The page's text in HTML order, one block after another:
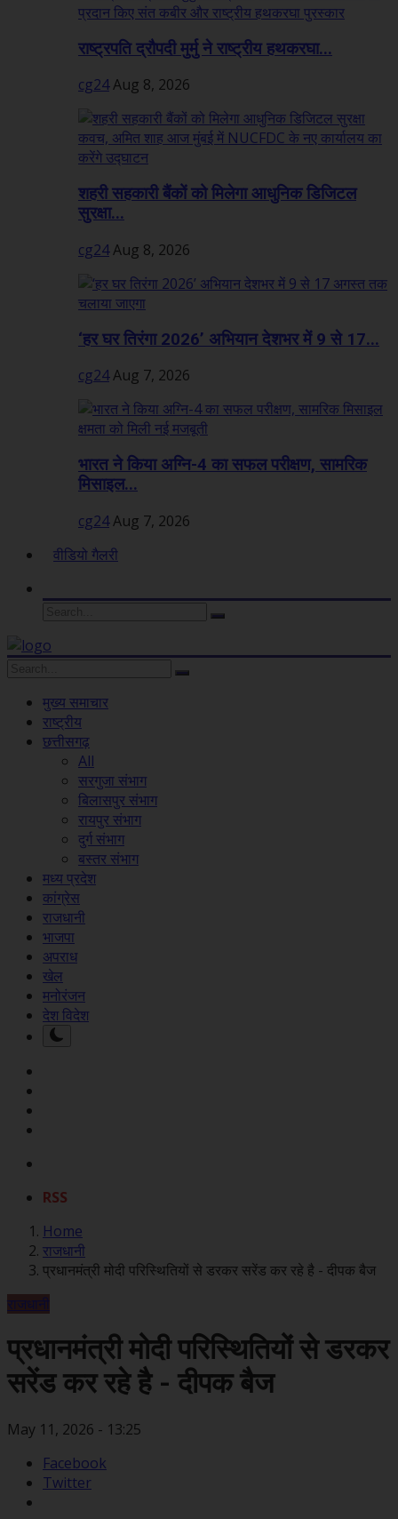
राष्ट्रपति द्रौपदी मुर्मु ने राष्ट्रीय हथकरघा...
cg24Aug 8, 2026
शहरी सहकारी बैंकों को मिलेगा आधुनिक डिजिटल
सुरक्षा...
cg24Aug 8, 2026
‘हर घर तिरंगा 2026’ अभियान देशभर में 9 से 17...
cg24Aug 7, 2026
भारत ने किया अग्नि-4 का सफल परीक्षण, सामरिक
मिसाइल...
cg24Aug 7, 2026
वीडियो गैलरी
मुख्य समाचार
राष्ट्रीय
छत्तीसगढ़
All
सरगुजा संभाग
बिलासपुर संभाग
रायपुर संभाग
दुर्ग संभाग
बस्तर संभाग
मध्य प्रदेश
कांग्रेस
राजधानी
भाजपा
अपराध
खेल
मनोरंजन
देश विदेश
RSS
Home
राजधानी
प्रधानमंत्री मोदी परिस्थितियों से डरकर सरेंड कर रहे है - दीपक बैज
राजधानी
प्रधानमंत्री मोदी परिस्थितियों से डरकर
सरेंड कर रहे है - दीपक बैज
May 11, 2026 - 13:25
Facebook
Twitter